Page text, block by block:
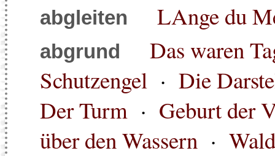
abgleiten LAnge du
abgrund
Das waren
Schutzengel · Die
Der Turm · Geburt der
über den Wassern ·